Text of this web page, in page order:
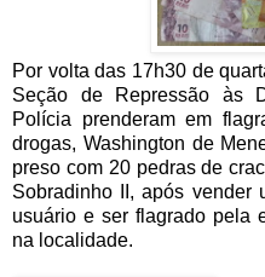
Por volta das 17h30 de
Seção de Repressão às
Polícia prenderam em
drogas, Washington de
preso com 20 pedras de
Sobradinho II, após vender
usuário e ser flagrado pela
na localidade.